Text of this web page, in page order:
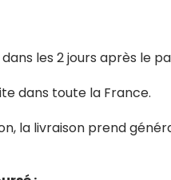
les 2 jours après le
dans toute la France.
la livraison prend